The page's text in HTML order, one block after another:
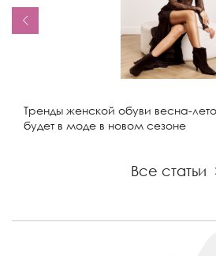
Тренды женской обуви весна-лето
будет в моде в новом сезоне
Все статьи